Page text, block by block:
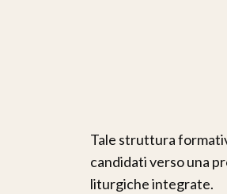
Tale struttura
candidati verso una
liturgiche integrate.